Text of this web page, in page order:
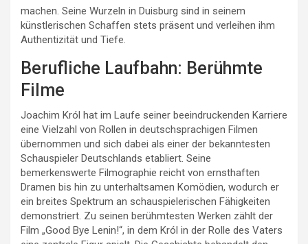
machen. Seine Wurzeln in Duisburg sind in seinem
künstlerischen Schaffen stets präsent und verleihen ihm
Authentizität und Tiefe.
Berufliche Laufbahn: Berühmte
Filme
Joachim Król hat im Laufe seiner beeindruckenden Karriere
eine Vielzahl von Rollen in deutschsprachigen Filmen
übernommen und sich dabei als einer der bekanntesten
Schauspieler Deutschlands etabliert. Seine
bemerkenswerte Filmographie reicht von ernsthaften
Dramen bis hin zu unterhaltsamen Komödien, wodurch er
ein breites Spektrum an schauspielerischen Fähigkeiten
demonstriert. Zu seinen berühmtesten Werken zählt der
Film „Good Bye Lenin!“, in dem Król in der Rolle des Vaters